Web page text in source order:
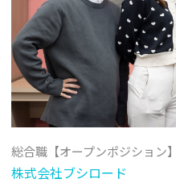
総合職【オープンポジション】
株式会社ブシロード